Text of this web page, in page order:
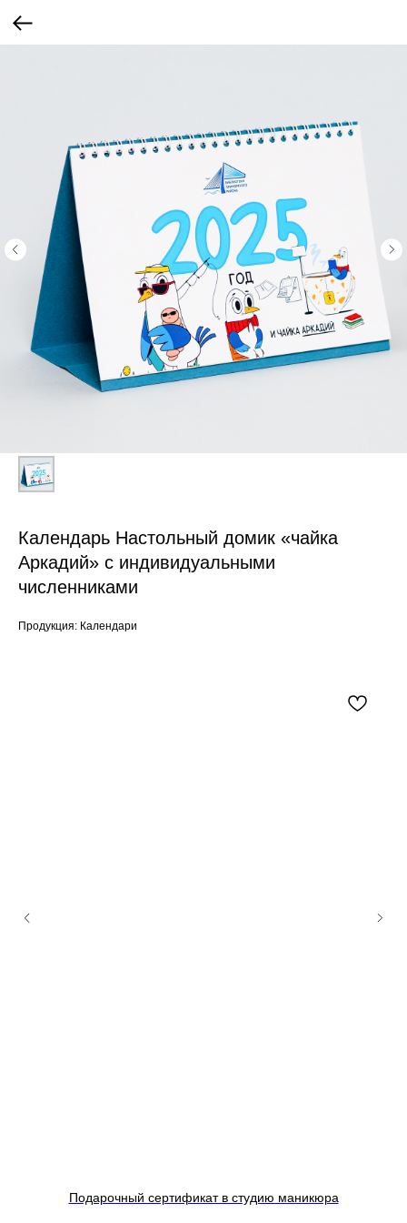
Календарь Настольный домик «чайка
Аркадий» с индивидуальными
численниками
Продукция: Календари
Подарочный сертификат в студию маникюра